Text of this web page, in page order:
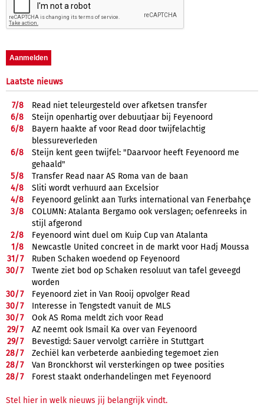
Laatste nieuws
7/8
Read niet teleurgesteld over afketsen transfer
6/8
Steijn openhartig over debuutjaar bij Feyenoord
6/8
Bayern haakte af voor Read door twijfelachtig
blessureverleden
6/8
Steijn kent geen twijfel: "Daarvoor heeft Feyenoord me
gehaald"
5/8
Transfer Read naar AS Roma van de baan
4/8
Sliti wordt verhuurd aan Excelsior
4/8
Feyenoord gelinkt aan Turks international van Fenerbahçe
3/8
COLUMN: Atalanta Bergamo ook verslagen; oefenreeks in
stijl afgerond
2/8
Feyenoord wint duel om Kuip Cup van Atalanta
1/8
Newcastle United concreet in de markt voor Hadj Moussa
31/7
Ruben Schaken woedend op Feyenoord
30/7
Twente ziet bod op Schaken resoluut van tafel geveegd
worden
30/7
Feyenoord ziet in Van Rooij opvolger Read
30/7
Interesse in Tengstedt vanuit de MLS
30/7
Ook AS Roma meldt zich voor Read
29/7
AZ neemt ook Ismail Ka over van Feyenoord
29/7
Bevestigd: Sauer vervolgt carrière in Stuttgart
28/7
Zechiël kan verbeterde aanbieding tegemoet zien
28/7
Van Bronckhorst wil versterkingen op twee posities
28/7 Forest staakt onderhandelingen met Feyenoord
Stel hier in welk nieuws jij belangrijk vindt.